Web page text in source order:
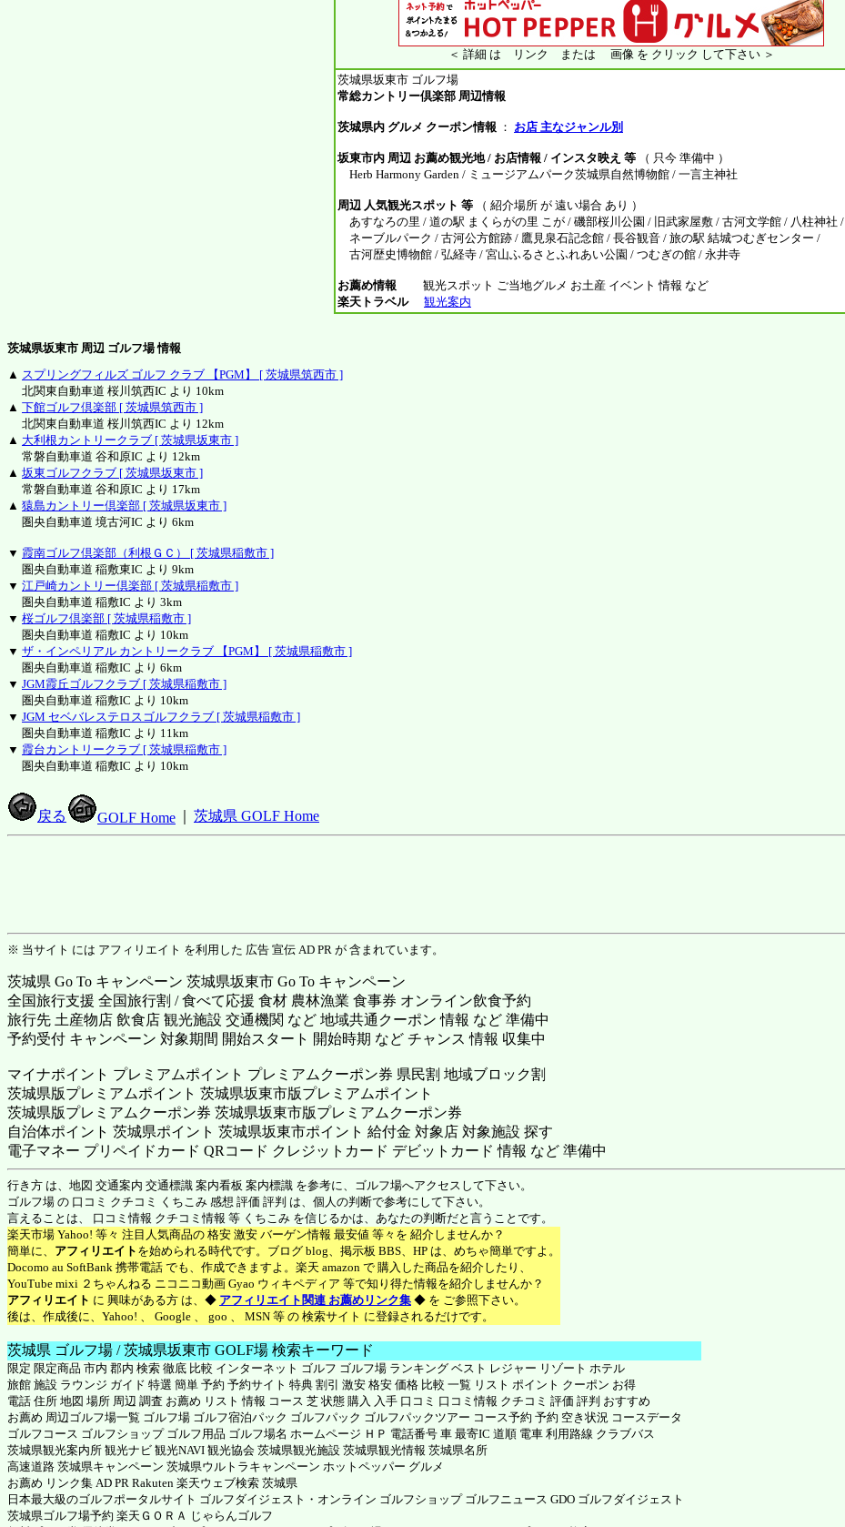
＜ 詳細 は リンク または 画像 を クリック して下さい ＞
茨城県坂東市 ゴルフ場
常総カントリー倶楽部 周辺情報
茨城県内 グルメ クーポン情報 ： お店 主なジャンル別
坂東市内 周辺 お薦め観光地 / お店情報 / インスタ映え 等 （ 只今 準備中 ）
Herb Harmony Garden / ミュージアムパーク茨城県自然博物館 / 一言主神社
周辺 人気観光スポット 等 （ 紹介場所 が 遠い場合 あり ）
あすなろの里 / 道の駅 まくらがの里 こが / 磯部桜川公園 / 旧武家屋敷 / 古河文学館 / 八柱神社 /
ネーブルパーク / 古河公方館跡 / 鷹見泉石記念館 / 長谷観音 / 旅の駅 結城つむぎセンター /
古河歴史博物館 / 弘経寺 / 宮山ふるさとふれあい公園 / つむぎの館 / 永井寺
お薦め情報
観光スポット ご当地グルメ お土産 イベント 情報 など
楽天トラベル
観光案内
茨城県坂東市 周辺 ゴルフ場 情報
▲ スプリングフィルズ ゴルフ クラブ 【PGM】 [ 茨城県筑西市 ]
北関東自動車道 桜川筑西IC より 10km
▲ 下館ゴルフ倶楽部 [ 茨城県筑西市 ]
北関東自動車道 桜川筑西IC より 12km
▲ 大利根カントリークラブ [ 茨城県坂東市 ]
常磐自動車道 谷和原IC より 12km
▲ 坂東ゴルフクラブ [ 茨城県坂東市 ]
常磐自動車道 谷和原IC より 17km
▲ 猿島カントリー倶楽部 [ 茨城県坂東市 ]
圏央自動車道 境古河IC より 6km
▼ 霞南ゴルフ倶楽部（利根ＧＣ） [ 茨城県稲敷市 ]
圏央自動車道 稲敷東IC より 9km
▼ 江戸崎カントリー倶楽部 [ 茨城県稲敷市 ]
圏央自動車道 稲敷IC より 3km
▼ 桜ゴルフ倶楽部 [ 茨城県稲敷市 ]
圏央自動車道 稲敷IC より 10km
▼ ザ・インペリアル カントリークラブ 【PGM】 [ 茨城県稲敷市 ]
圏央自動車道 稲敷IC より 6km
▼ JGM霞丘ゴルフクラブ [ 茨城県稲敷市 ]
圏央自動車道 稲敷IC より 10km
▼ JGM セベバレステロスゴルフクラブ [ 茨城県稲敷市 ]
圏央自動車道 稲敷IC より 11km
▼ 霞台カントリークラブ [ 茨城県稲敷市 ]
圏央自動車道 稲敷IC より 10km
戻る GOLF Home 茨城県 GOLF Home
※ 当サイト には アフィリエイト を利用した 広告 宣伝 AD PR が 含まれています。
茨城県 Go To キャンペーン 茨城県坂東市 Go To キャンペーン
全国旅行支援 全国旅行割 / 食べて応援 食材 農林漁業 食事券 オンライン飲食予約
旅行先 土産物店 飲食店 観光施設 交通機関 など 地域共通クーポン 情報 など 準備中
予約受付 キャンペーン 対象期間 開始スタート 開始時期 など チャンス 情報 収集中
マイナポイント プレミアムポイント プレミアムクーポン券 県民割 地域ブロック割
茨城県版プレミアムポイント 茨城県坂東市版プレミアムポイント
茨城県版プレミアムクーポン券 茨城県坂東市版プレミアムクーポン券
自治体ポイント 茨城県ポイント 茨城県坂東市ポイント 給付金 対象店 対象施設 探す
電子マネー プリペイドカード QRコード クレジットカード デビットカード 情報 など 準備中
行き方 は、地図 交通案内 交通標識 案内看板 案内標識 を参考に、ゴルフ場へアクセスして下さい。
ゴルフ場 の 口コミ クチコミ くちこみ 感想 評価 評判 は、個人の判断で参考にして下さい。
言えることは、 口コミ情報 クチコミ情報 等 くちこみ を信じるかは、あなたの判断だと言うことです。
楽天市場 Yahoo! 等々 注目人気商品の 格安 激安 バーゲン情報 最安値 等々を 紹介しませんか？
簡単に、 アフィリエイト を始められる時代です。ブログ blog、掲示板 BBS、HP は、めちゃ簡単ですよ。
Docomo au SoftBank 携帯電話 でも、作成できますよ。楽天 amazon で 購入した商品を紹介したり、
YouTube mixi ２ちゃんねる ニコニコ動画 Gyao ウィキペディア 等で知り得た情報を紹介しませんか？
アフィリエイト に 興味がある方 は、◆ アフィリエイト関連 お薦めリンク集 ◆ を ご参照下さい。
後は、作成後に、Yahoo! 、 Google 、 goo 、 MSN 等 の 検索サイト に登録されるだけです。
茨城県 ゴルフ場 / 茨城県坂東市 GOLF場 検索キーワード
限定 限定商品 市内 郡内 検索 徹底 比較 インターネット ゴルフ ゴルフ場 ランキング ベスト レジャー リゾート ホテル
旅館 施設 ラウンジ ガイド 特選 簡単 予約 予約サイト 特典 割引 激安 格安 価格 比較 一覧 リスト ポイント クーポン お得
電話 住所 地図 場所 周辺 調査 お薦め リスト 情報 コース 芝 状態 購入 入手 口コミ 口コミ情報 クチコミ 評価 評判 おすすめ
お薦め 周辺ゴルフ場一覧 ゴルフ場 ゴルフ宿泊パック ゴルフパック ゴルフパックツアー コース予約 予約 空き状況 コースデータ
ゴルフコース ゴルフショップ ゴルフ用品 ゴルフ場名 ホームページ ＨＰ 電話番号 車 最寄IC 道順 電車 利用路線 クラブバス
茨城県観光案内所 観光ナビ 観光NAVI 観光協会 茨城県観光施設 茨城県観光情報 茨城県名所
高速道路 茨城県キャンペーン 茨城県ウルトラキャンペーン ホットペッパー グルメ
お薦め リンク集 AD PR Rakuten 楽天ウェブ検索 茨城県
日本最大級のゴルフポータルサイト ゴルフダイジェスト・オンライン ゴルフショップ ゴルフニュース GDO ゴルフダイジェスト
茨城県ゴルフ場予約 楽天ＧＯＲＡ じゃらんゴルフ